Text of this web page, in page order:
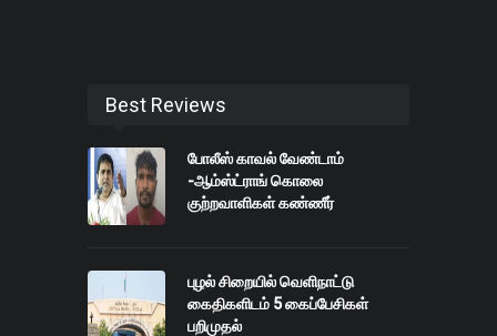
Best Reviews
போலீஸ் காவல் வேண்டாம்
-ஆம்ஸ்ட்ராங் கொலை
குற்றவாளிகள் கண்ணீர்
புழல் சிறையில் வெளிநாட்டு
கைதிகளிடம் 5 கைப்பேசிகள்
பறிமுதல்